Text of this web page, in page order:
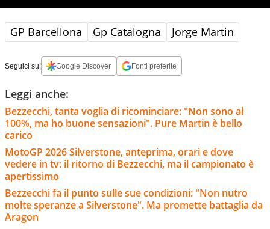
GP Barcellona Gp Catalogna Jorge Martin
Seguici su: Google Discover Fonti preferite
Leggi anche:
Bezzecchi, tanta voglia di ricominciare: "Non sono al
100%, ma ho buone sensazioni". Pure Martin è bello
carico
MotoGP 2026 Silverstone, anteprima, orari e dove
vedere in tv: il ritorno di Bezzecchi, ma il campionato è
apertissimo
Bezzecchi fa il punto sulle sue condizioni: "Non nutro
molte speranze a Silverstone". Ma promette battaglia da
Aragon